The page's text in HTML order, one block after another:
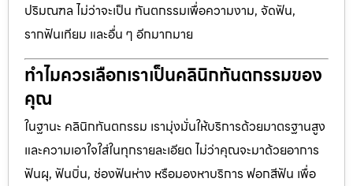
ปริมณฑล ไม่ว่าจะเป็น ทันตกรรมเพื่อความงาม, จัดฟัน,
รากฟันเทียม และอื่น ๆ อีกมากมาย
ทำไมควรเลือกเราเป็นคลินิกทันตกรรมของ
คุณ
ในฐานะ คลินิกทันตกรรม เรามุ่งมั่นให้บริการด้วยมาตรฐานสูง
และความเอาใจใส่ในทุกรายละเอียด ไม่ว่าคุณจะมาด้วยอาการ
ฟันผุ, ฟันบิ่น, ช่องฟันห่าง หรือมองหาบริการ ฟอกสีฟัน เพื่อ